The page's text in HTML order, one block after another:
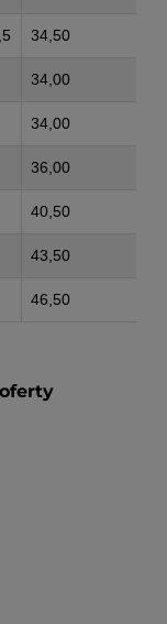
34,50
34,00
34,00
36,00
40,50
43,50
46,50